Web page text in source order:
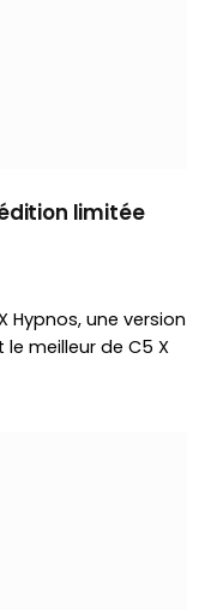
limitée
Hypnos, une version
meilleur de C5 X